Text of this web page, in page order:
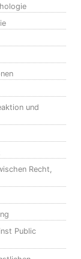
und
Recht,
Public